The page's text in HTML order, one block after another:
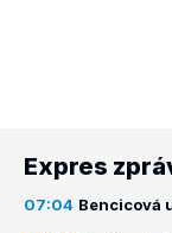
Expres
07:04 Bencicová